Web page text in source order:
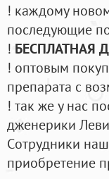
! каждому
последующие
! БЕСПЛАТНАЯ
! оптовым
препарата с
! так же у нас
дженерики
Cотрудники
приобретение